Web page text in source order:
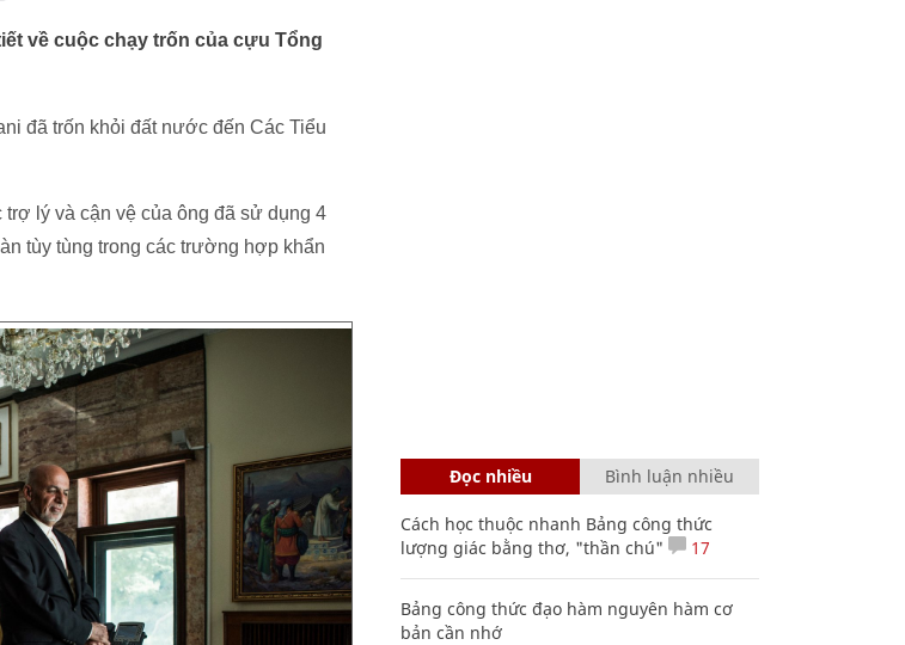
về cuộc chạy trốn của cựu Tổng
đã trốn khỏi đất nước đến Các Tiểu
lý và cận vệ của ông đã sử dụng 4
tùy tùng trong các trường hợp khẩn
Đọc nhiều Bình luận nhiều
Cách học thuộc nhanh Bảng công thức
lượng giác bằng thơ, "thần chú"
17
Bảng công thức đạo hàm nguyên hàm cơ
bản cần nhớ